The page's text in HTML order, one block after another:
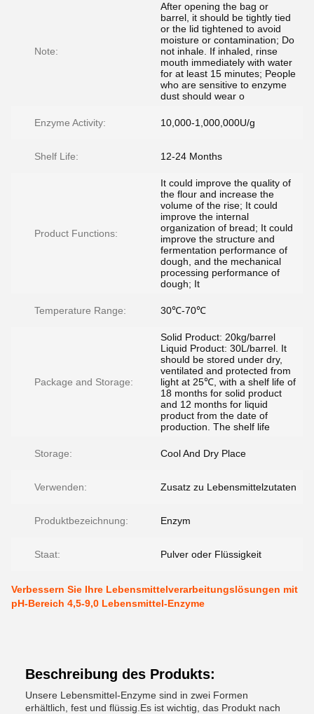
Note:
After opening the bag or
barrel, it should be tightly tied
or the lid tightened to avoid
moisture or contamination; Do
not inhale. If inhaled, rinse
mouth immediately with water
for at least 15 minutes; People
who are sensitive to enzyme
dust should wear o
Enzyme Activity: 10,000-1,000,000U/g
Shelf Life: 12-24 Months
Product Functions:
It could improve the quality of
the flour and increase the
volume of the rise; It could
improve the internal
organization of bread; It could
improve the structure and
fermentation performance of
dough, and the mechanical
processing performance of
dough; It
Temperature Range: 30℃-70℃
Package and Storage:
Solid Product: 20kg/barrel
Liquid Product: 30L/barrel. It
should be stored under dry,
ventilated and protected from
light at 25℃, with a shelf life of
18 months for solid product
and 12 months for liquid
product from the date of
production. The shelf life
Storage: Cool And Dry Place
Verwenden: Zusatz zu Lebensmittelzutaten
Produktbezeichnung: Enzym
Staat: Pulver oder Flüssigkeit
Verbessern Sie Ihre Lebensmittelverarbeitungslösungen mit
pH-Bereich 4,5-9,0 Lebensmittel-Enzyme
Beschreibung des Produkts:
Unsere Lebensmittel-Enzyme sind in zwei Formen
erhältlich, fest und flüssig.Es ist wichtig, das Produkt nach